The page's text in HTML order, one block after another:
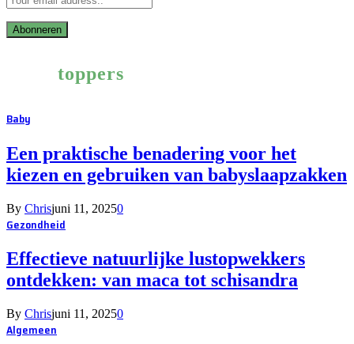
toppers
Baby
Een praktische benadering voor het
kiezen en gebruiken van babyslaapzakken
By Chrisjuni 11, 20250
Gezondheid
Effectieve natuurlijke lustopwekkers
ontdekken: van maca tot schisandra
By Chrisjuni 11, 20250
Algemeen